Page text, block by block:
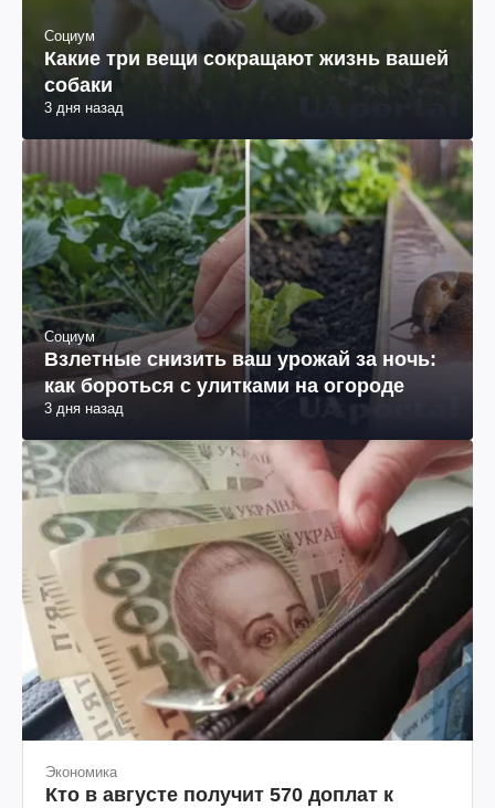
Социум
Какие три вещи сокращают жизнь вашей
собаки
3 дня назад
Социум
Взлетные снизить ваш урожай за ночь:
как бороться с улитками на огороде
3 дня назад
Экономика
Кто в августе получит 570 доплат к